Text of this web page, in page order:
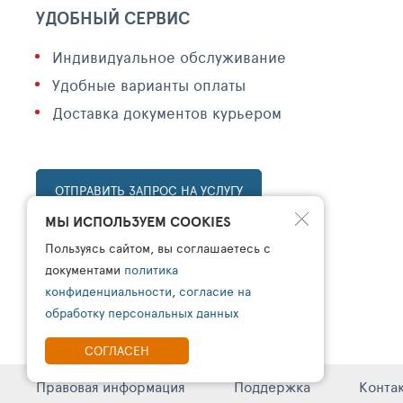
УДОБНЫЙ СЕРВИС
Индивидуальное обслуживание
Удобные варианты оплаты
Доставка документов курьером
ОТПРАВИТЬ ЗАПРОС НА УСЛУГУ
Правовая информация Поддержка
МЫ ИСПОЛЬЗУЕМ COOKIES
Пользуясь сайтом, вы соглашаетесь с
документами политика
конфиденциальности, согласие на
обработку персональных данных
СОГЛАСЕН